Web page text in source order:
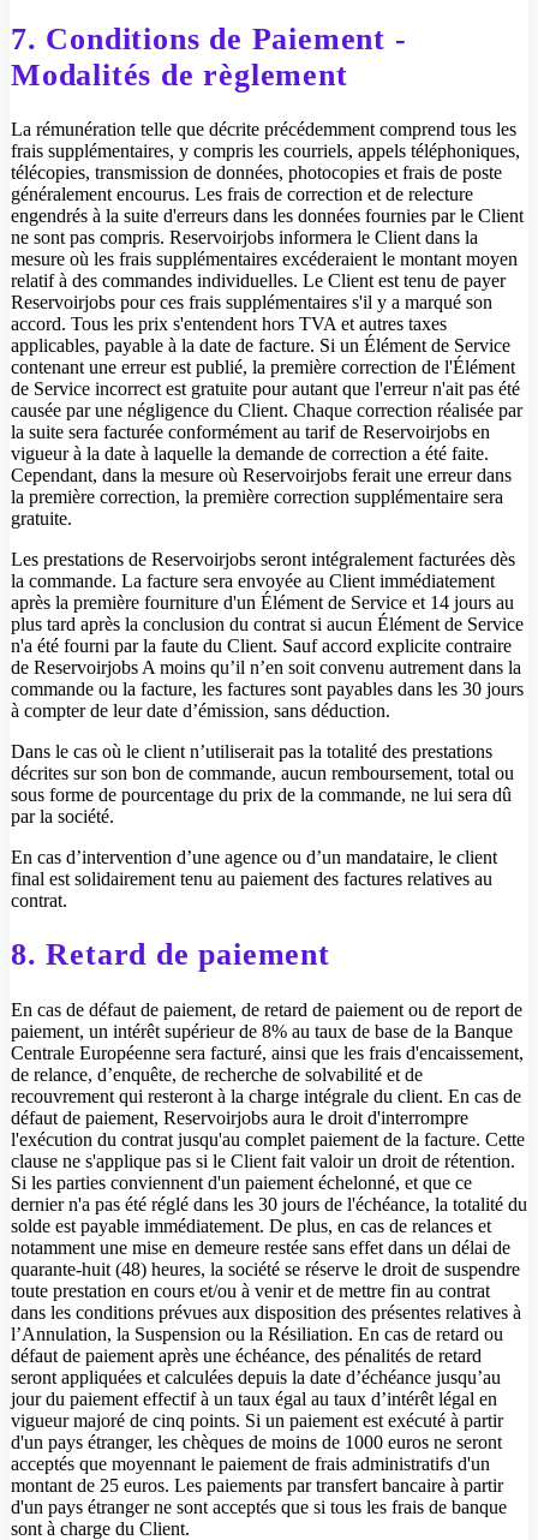
7. Conditions de Paiement -
Modalités de règlement
La rémunération telle que décrite précédemment comprend tous les
frais supplémentaires, y compris les courriels, appels téléphoniques,
télécopies, transmission de données, photocopies et frais de poste
généralement encourus. Les frais de correction et de relecture
engendrés à la suite d'erreurs dans les données fournies par le Client
ne sont pas compris. Reservoirjobs informera le Client dans la
mesure où les frais supplémentaires excéderaient le montant moyen
relatif à des commandes individuelles. Le Client est tenu de payer
Reservoirjobs pour ces frais supplémentaires s'il y a marqué son
accord. Tous les prix s'entendent hors TVA et autres taxes
applicables, payable à la date de facture. Si un Élément de Service
contenant une erreur est publié, la première correction de l'Élément
de Service incorrect est gratuite pour autant que l'erreur n'ait pas été
causée par une négligence du Client. Chaque correction réalisée par
la suite sera facturée conformément au tarif de Reservoirjobs en
vigueur à la date à laquelle la demande de correction a été faite.
Cependant, dans la mesure où Reservoirjobs ferait une erreur dans
la première correction, la première correction supplémentaire sera
gratuite.
Les prestations de Reservoirjobs seront intégralement facturées dès
la commande. La facture sera envoyée au Client immédiatement
après la première fourniture d'un Élément de Service et 14 jours au
plus tard après la conclusion du contrat si aucun Élément de Service
n'a été fourni par la faute du Client. Sauf accord explicite contraire
de Reservoirjobs A moins qu’il n’en soit convenu autrement dans la
commande ou la facture, les factures sont payables dans les 30 jours
à compter de leur date d’émission, sans déduction.
Dans le cas où le client n’utiliserait pas la totalité des prestations
décrites sur son bon de commande, aucun remboursement, total ou
sous forme de pourcentage du prix de la commande, ne lui sera dû
par la société.
En cas d’intervention d’une agence ou d’un mandataire, le client
final est solidairement tenu au paiement des factures relatives au
contrat.
8. Retard de paiement
En cas de défaut de paiement, de retard de paiement ou de report de
paiement, un intérêt supérieur de 8% au taux de base de la Banque
Centrale Européenne sera facturé, ainsi que les frais d'encaissement,
de relance, d’enquête, de recherche de solvabilité et de
recouvrement qui resteront à la charge intégrale du client. En cas de
défaut de paiement, Reservoirjobs aura le droit d'interrompre
l'exécution du contrat jusqu'au complet paiement de la facture. Cette
clause ne s'applique pas si le Client fait valoir un droit de rétention.
Si les parties conviennent d'un paiement échelonné, et que ce
dernier n'a pas été réglé dans les 30 jours de l'échéance, la totalité du
solde est payable immédiatement. De plus, en cas de relances et
notamment une mise en demeure restée sans effet dans un délai de
quarante-huit (48) heures, la société se réserve le droit de suspendre
toute prestation en cours et/ou à venir et de mettre fin au contrat
dans les conditions prévues aux disposition des présentes relatives à
l’Annulation, la Suspension ou la Résiliation. En cas de retard ou
défaut de paiement après une échéance, des pénalités de retard
seront appliquées et calculées depuis la date d’échéance jusqu’au
jour du paiement effectif à un taux égal au taux d’intérêt légal en
vigueur majoré de cinq points. Si un paiement est exécuté à partir
d'un pays étranger, les chèques de moins de 1000 euros ne seront
acceptés que moyennant le paiement de frais administratifs d'un
montant de 25 euros. Les paiements par transfert bancaire à partir
d'un pays étranger ne sont acceptés que si tous les frais de banque
sont à charge du Client.